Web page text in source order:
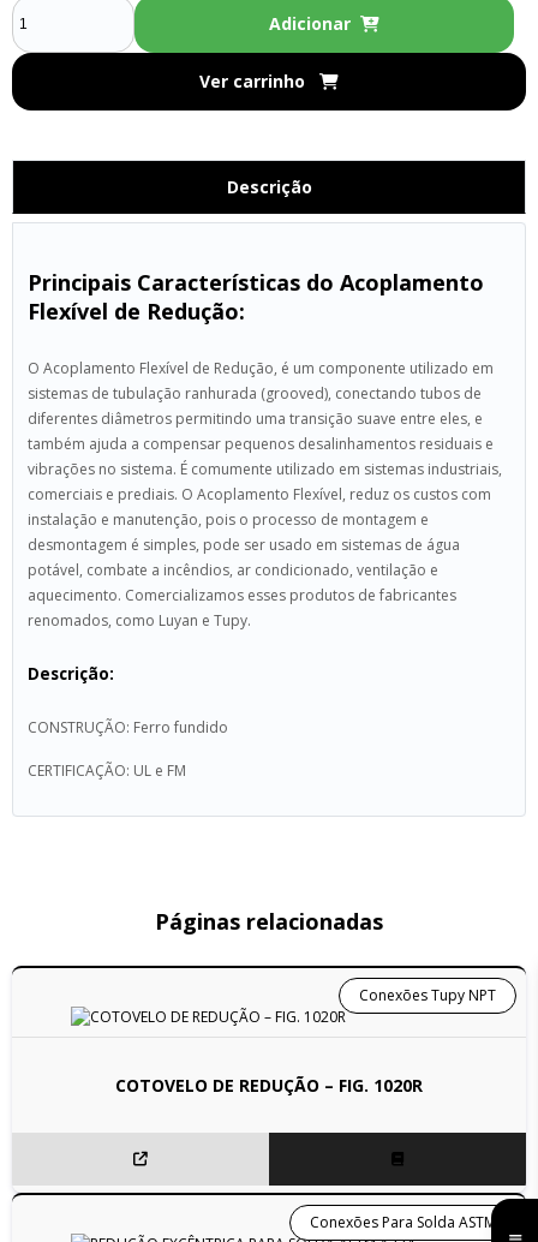
Adicionar
Ver carrinho
Descrição
Principais Características do Acoplamento
Flexível de Redução:
O Acoplamento Flexível de Redução, é um componente utilizado em
sistemas de tubulação ranhurada (grooved), conectando tubos de
diferentes diâmetros permitindo uma transição suave entre eles, e
também ajuda a compensar pequenos desalinhamentos residuais e
vibrações no sistema. É comumente utilizado em sistemas industriais,
comerciais e prediais. O Acoplamento Flexível, reduz os custos com
instalação e manutenção, pois o processo de montagem e
desmontagem é simples, pode ser usado em sistemas de água
potável, combate a incêndios, ar condicionado, ventilação e
aquecimento. Comercializamos esses produtos de fabricantes
renomados, como Luyan e Tupy.
Descrição:
CONSTRUÇÃO: Ferro fundido
CERTIFICAÇÃO: UL e FM
Páginas relacionadas
COTOVELO DE REDUÇÃO – FIG. 1020R
Conexões Tupy NPT
Conexões Para Solda ASTM